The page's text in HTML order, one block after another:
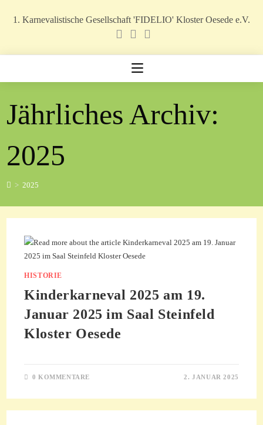
Inhalt1. Karnevalistische Gesellschaft 'FIDELIO' Kloster Oesede e.V.
Jährliches Archiv:
2025
> 2025
HISTORIE
Kinderkarneval 2025 am 19.
Januar 2025 im Saal Steinfeld
Kloster Oesede
0 KOMMENTARE 2. JANUAR 2025